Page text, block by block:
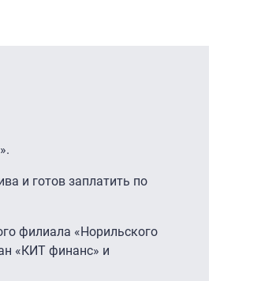
и готов заплатить по
филиала «Норильского
«КИТ финанс» и